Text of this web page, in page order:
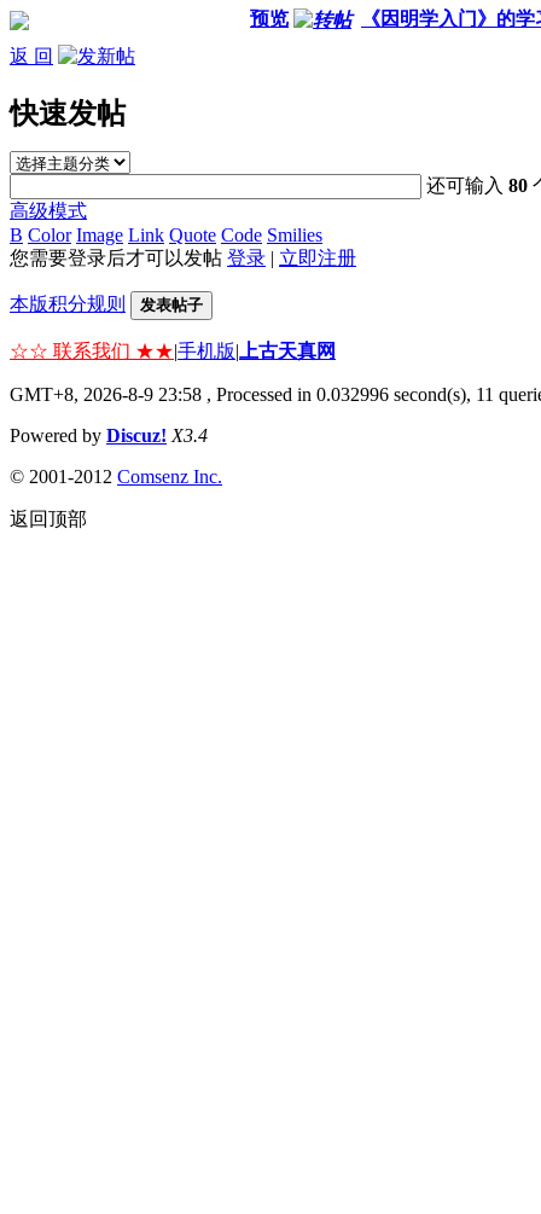
预览
《因明学入门》的
返 回
快速发帖
还可输入80
高级模式
B Color Image Link Quote Code Smilies
您需要登录后才可以发帖 登录 | 立即注册
本版积分规则 发表帖子
☆☆ 联系我们 ★★|手机版| 上古天真网
GMT+8, 2026-8-9 23:58 , Processed in 0.032996 second(s), 11
Powered by Discuz! X3.4
© 2001-2012 Comsenz Inc.
返回顶部